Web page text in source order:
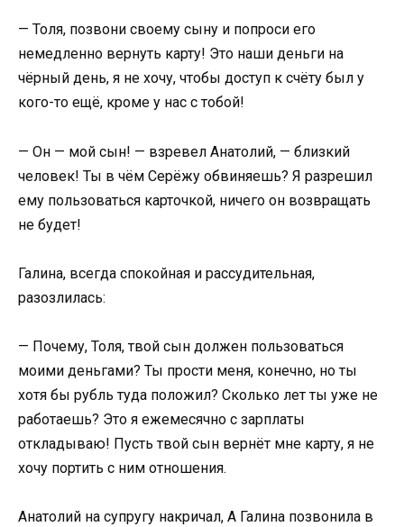
— Толя, позвони своему сыну и попроси его
немедленно вернуть карту! Это наши деньги на
чёрный день, я не хочу, чтобы доступ к счёту был у
кого-то ещё, кроме у нас с тобой!
— Он — мой сын! — взревел Анатолий, — близкий
человек! Ты в чём Серёжу обвиняешь? Я разрешил
ему пользоваться карточкой, ничего он возвращать
не будет!
Галина, всегда спокойная и рассудительная,
разозлилась:
— Почему, Толя, твой сын должен пользоваться
моими деньгами? Ты прости меня, конечно, но ты
хотя бы рубль туда положил? Сколько лет ты уже не
работаешь? Это я ежемесячно с зарплаты
откладываю! Пусть твой сын вернёт мне карту, я не
хочу портить с ним отношения.
Анатолий на супругу накричал, А Галина позвонила в